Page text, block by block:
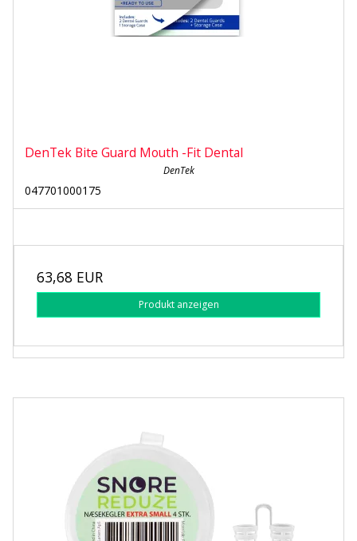
DenTek Bite Guard Mouth -Fit Dental
DenTek
047701000175
63,68 EUR
Produkt anzeigen